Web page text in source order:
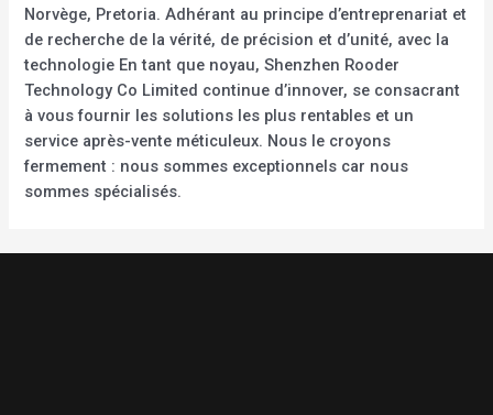
Norvège, Pretoria. Adhérant au principe d’entreprenariat et
de recherche de la vérité, de précision et d’unité, avec la
technologie En tant que noyau, Shenzhen Rooder
Technology Co Limited continue d’innover, se consacrant
à vous fournir les solutions les plus rentables et un
service après-vente méticuleux. Nous le croyons
fermement : nous sommes exceptionnels car nous
sommes spécialisés.